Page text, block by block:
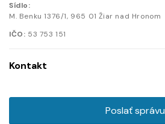
Sídlo:
M. Benku 1376/1, 965 01 Žiar nad Hronom
IČO: 53 753 151
Kontakt
Poslať správu